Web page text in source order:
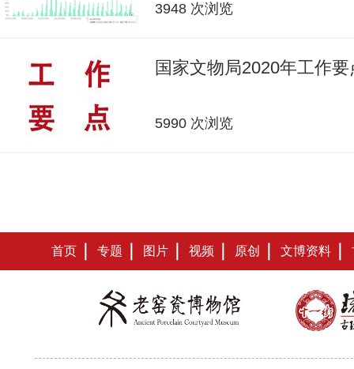
3948 次浏览
国家文物局2020年工作要
5990 次浏览
首页 专题 图片 视频 原创 文博资料